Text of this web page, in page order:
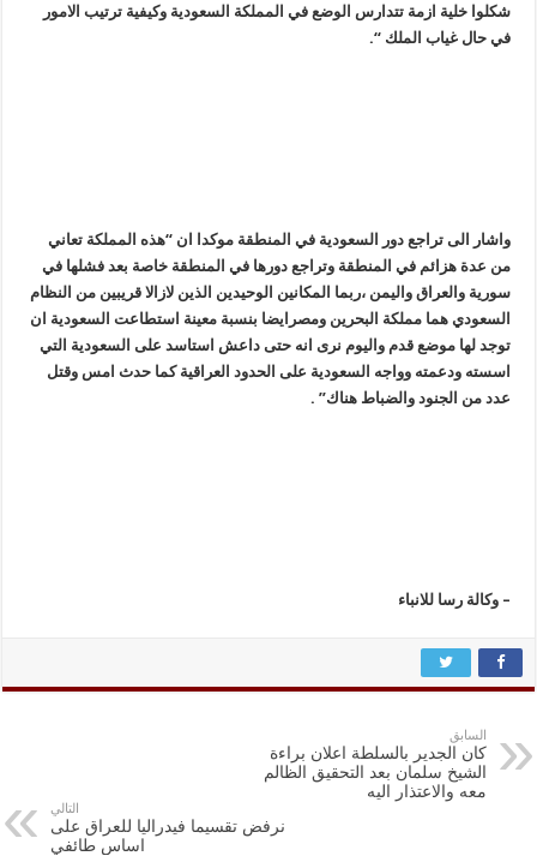
شكلوا خلية ازمة تتدارس الوضع في المملكة السعودية وكيفية ترتيب الامور
في حال غياب الملك “.
واشار الى تراجع دور السعودية في المنطقة موكدا ان “هذه المملكة تعاني
من عدة هزائم في المنطقة وتراجع دورها في المنطقة خاصة بعد فشلها في
سورية والعراق واليمن ،ربما المكانين الوحيدين الذين لازالا قريبين من النظام
السعودي هما مملكة البحرين ومصرايضا بنسبة معينة استطاعت السعودية ان
توجد لها موضع قدم واليوم نرى انه حتى داعش استاسد على السعودية التي
اسسته ودعمته وواجه السعودية على الحدود العراقية كما حدث امس وقتل
عدد من الجنود والضباط هناك” .
– وکالة رسا للانباء
السابق
كان الجدير بالسلطة اعلان براءة
الشيخ سلمان بعد التحقيق الظالم
معه والاعتذار اليه
التالي
نرفض تقسيما فيدراليا للعراق على
اساس طائفي